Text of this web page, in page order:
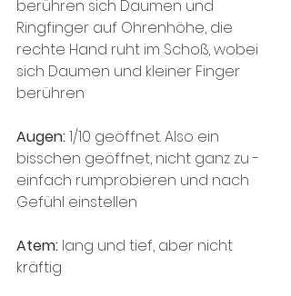
berühren sich Daumen und
Ringfinger auf Ohrenhöhe, die
rechte Hand ruht im Schoß, wobei
sich Daumen und kleiner Finger
berühren
Augen: 1/10 geöffnet. Also ein
bisschen geöffnet, nicht ganz zu -
einfach rumprobieren und nach
Gefühl einstellen
Atem: lang und tief, aber nicht
kräftig